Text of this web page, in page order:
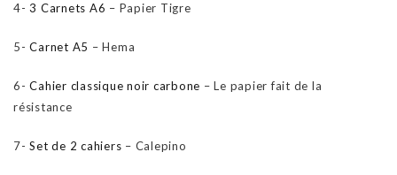
4-3 Carnets A6 – Papier Tigre
5-Carnet A5 – Hema
6-Cahier classique noir carbone – Le papier fait de la
résistance
7-Set de 2 cahiers – Calepino